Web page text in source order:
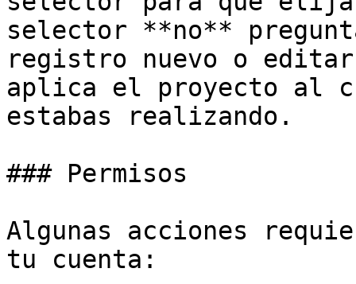
selector **no**
registro nuevo o
aplica el proyecto al
estabas realizando.
### Permisos
Algunas acciones
tu cuenta: